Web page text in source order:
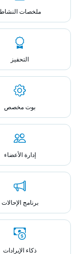
ملخصات النشاط
التحفيز
بوت مخصص
إدارة الأعضاء
برنامج الإحالات
ذكاء الإيرادات